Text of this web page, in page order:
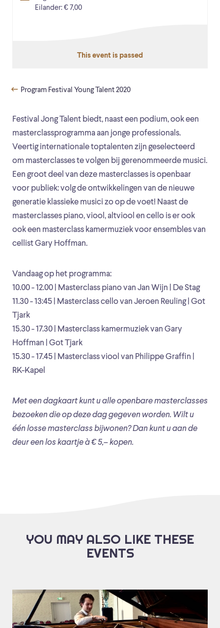
Festival Jong Talent biedt, naast een podium, ook een
masterclassprogramma aan jonge professionals.
Veertig internationale toptalenten zijn geselecteerd
om masterclasses te volgen bij gerenommeerde musici.
Een groot deel van deze masterclasses is openbaar
voor publiek: volg de ontwikkelingen van de nieuwe
generatie klassieke musici zo op de voet! Naast de
masterclasses piano, viool, altviool en cello is er ook
ook een masterclass kamermuziek voor ensembles van
cellist Gary Hoffman.
Vandaag op het programma:
10.00 - 12.00 | Masterclass piano van Jan Wijn | De Stag
11.30 - 13:45 | Masterclass cello van Jeroen Reuling | Got
Tjark
15.30 - 17.30 | Masterclass kamermuziek van Gary
Hoffman | Got Tjark
15.30 - 17.45 | Masterclass viool van Philippe Graffin |
RK-Kapel
Met een dagkaart kunt u alle openbare masterclasses
bezoeken die op deze dag gegeven worden. Wilt u
één losse masterclass bijwonen? Dan kunt u aan de
deur een los kaartje à € 5,– kopen.
Eilander: € 7,00
This event is passed
Program Festival Young Talent 2020
YOU MAY ALSO LIKE THESE
EVENTS